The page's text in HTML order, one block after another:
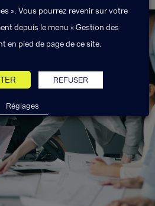
fait partie
Exponens.
site Exponens
». Vous pourrez revenir sur votre
depuis le menu « Gestion des
en pied de page de ce site.
REFUSER
Réglages